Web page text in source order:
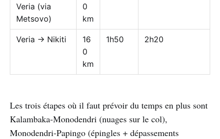
Veria (via
Metsovo)
0
km
Veria → Nikiti
16
0
km
1h50 2h20
Les trois étapes où il faut prévoir du temps en plus sont
Kalambaka-Monodendri (nuages sur le col),
Monodendri-Papingo (épingles + dépassements